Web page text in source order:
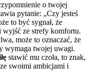
o twojej
pytanie: „Czy jesteś
to być sygnał, że
wyjść ze strefy komfortu.
może to oznaczać, że
wymaga twojej uwagi.
stawić mu czoła, to znak,
swoimi ambicjami i